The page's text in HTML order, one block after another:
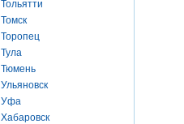
Тольятти
Томск
Торопец
Тула
Тюмень
Ульяновск
Уфа
Хабаровск